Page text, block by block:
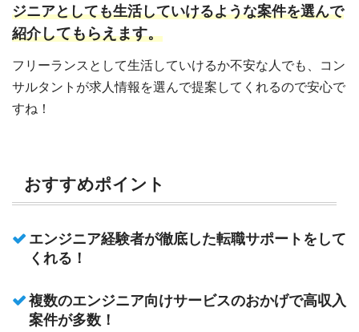
ジニアとしても生活していけるような案件を選んで
紹介してもらえます。
フリーランスとして生活していけるか不安な人でも、コン
サルタントが求人情報を選んで提案してくれるので安心で
すね！
おすすめポイント
エンジニア経験者が徹底した転職サポートをして
くれる！
複数のエンジニア向けサービスのおかげで高収入
案件が多数！